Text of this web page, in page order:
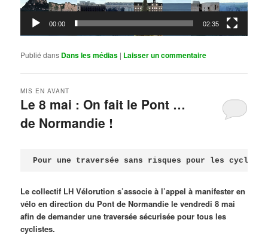
00:00 02:35
Publié dans Dans les médias | Laisser un commentaire
Le 8 mai : On fait le Pont …
de Normandie !
MIS EN AVANT
Pour une traversée sans risques pour les
Le collectif LH Vélorution s’associe à l’appel à manifester en
vélo en direction du Pont de Normandie le vendredi 8 mai
afin de demander une traversée sécurisée pour tous les
cyclistes.